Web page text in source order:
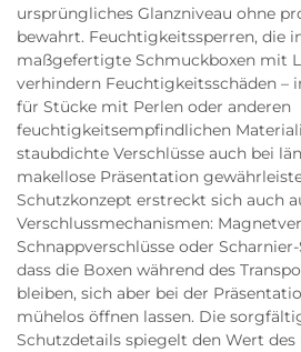
ursprüngliches Glanzniveau ohne
bewahrt. Feuchtigkeitssperren, die
maßgefertigte Schmuckboxen mit
verhindern Feuchtigkeitsschäden –
für Stücke mit Perlen oder anderen
feuchtigkeitsempfindlichen
staubdichte Verschlüsse auch bei
makellose Präsentation
Schutzkonzept erstreckt sich auch
Verschlussmechanismen:
Schnappverschlüsse oder
dass die Boxen während des
bleiben, sich aber bei der
mühelos öffnen lassen. Die
Schutzdetails spiegelt den Wert des